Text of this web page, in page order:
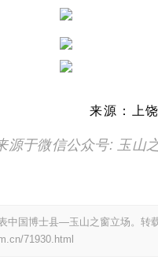
来源： 上
源于微信公众号: 玉山
中国博士县—玉山之窗立场。转
71930.html